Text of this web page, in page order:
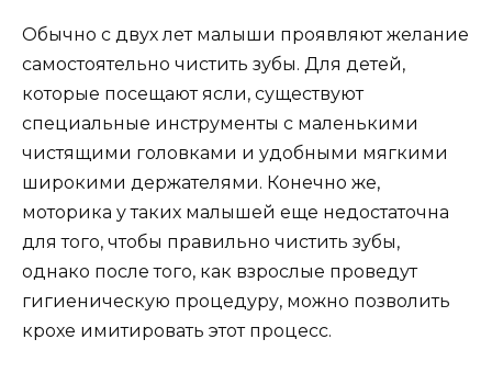
Обычно с двух лет малыши проявляют желание
самостоятельно чистить зубы. Для детей,
которые посещают ясли, существуют
специальные инструменты с маленькими
чистящими головками и удобными мягкими
широкими держателями. Конечно же,
моторика у таких малышей еще недостаточна
для того, чтобы правильно чистить зубы,
однако после того, как взрослые проведут
гигиеническую процедуру, можно позволить
крохе имитировать этот процесс.